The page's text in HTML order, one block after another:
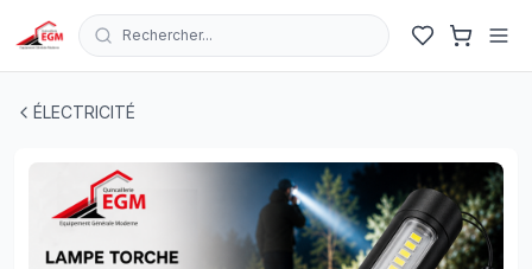
Rechercher...
ÉLECTRICITÉ